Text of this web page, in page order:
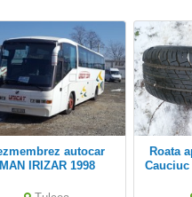
MAN IRIZAR 1998
Roata aproape noua cu